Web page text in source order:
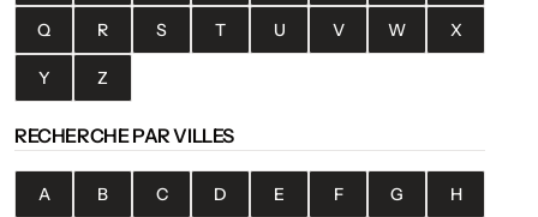
Q R S T U V W X
Y Z
RECHERCHE PAR VILLES
A B C D E F G H